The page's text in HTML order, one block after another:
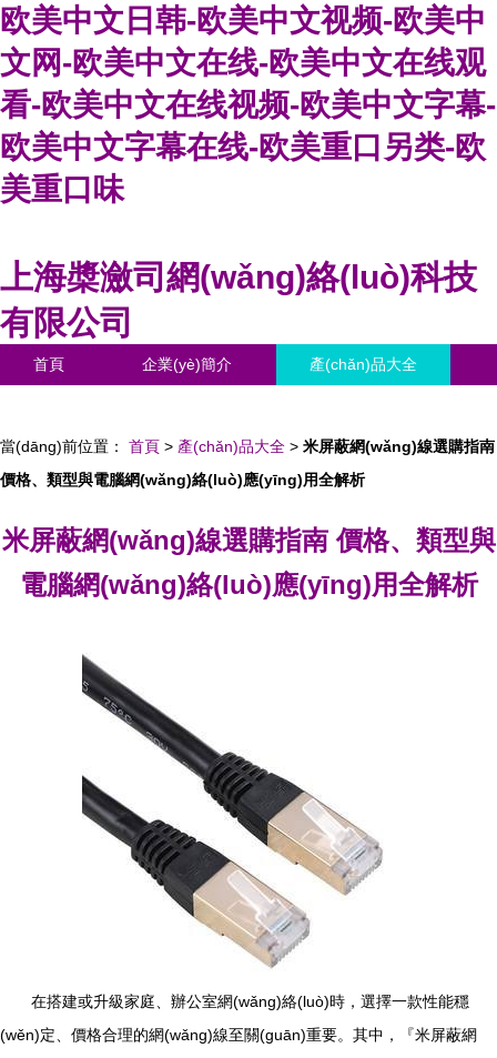
欧美中文日韩-欧美中文视频-欧美中
文网-欧美中文在线-欧美中文在线观
看-欧美中文在线视频-欧美中文字幕-
欧美中文字幕在线-欧美重口另类-欧
美重口味
上海槳瀲司網(wǎng)絡(luò)科技
有限公司
首頁 企業(yè)簡介 產(chǎn)品大全
當(dāng)前位置： 首頁 > 產(chǎn)品大全 > 米屏蔽網(wǎng)線選購指南
價格、類型與電腦網(wǎng)絡(luò)應(yīng)用全解析
米屏蔽網(wǎng)線選購指南 價格、類型與
電腦網(wǎng)絡(luò)應(yīng)用全解析
在搭建或升級家庭、辦公室網(wǎng)絡(luò)時，選擇一款性能穩
(wěn)定、價格合理的網(wǎng)線至關(guān)重要。其中，『米屏蔽網